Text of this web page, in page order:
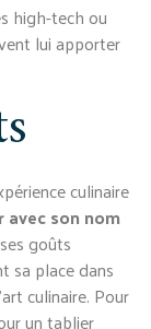
high-tech ou
lui apporter
culinaire
avec son nom
goûts
sa place dans
culinaire. Pour
un tablier